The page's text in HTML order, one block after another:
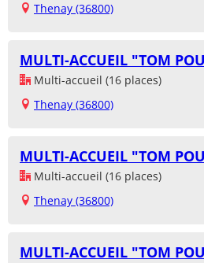
Thenay (36800)
MULTI-ACCUEIL "TOM
Multi-accueil (16 places)
Thenay (36800)
MULTI-ACCUEIL "TOM
Multi-accueil (16 places)
Thenay (36800)
MULTI-ACCUEIL "TOM